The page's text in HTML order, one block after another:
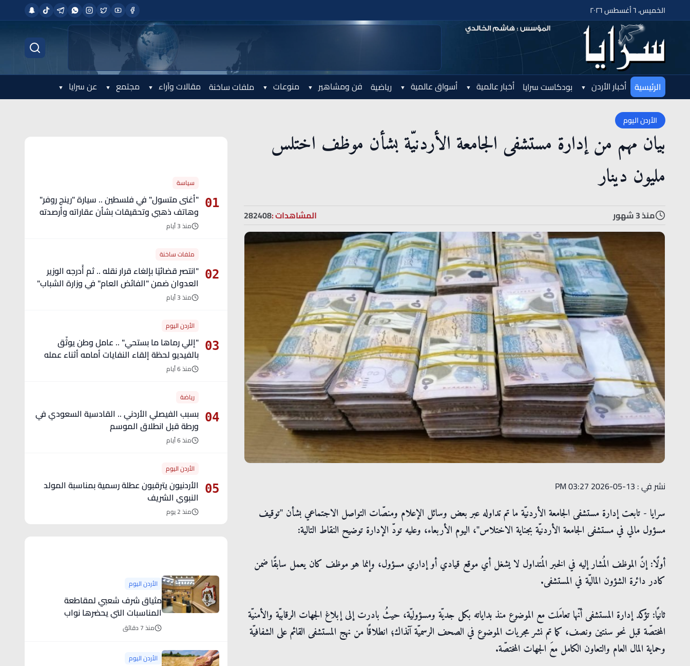
الخميس، ٦ أغسطس ٢٠٢٦
الرئيسية أخبار الأردن بودكاست سرايا أخبار عالمية أسواق عالمية رياضية فن ومشاهير منوعات ملفات ساخنة مقالات وآراء مجتمع عن سرايا
الأردن اليوم
بيان مهم من إدارة مستشفى الجامعة الأردنيّة بشأن موظف اختلس
مليون دينار
منذ 3 شهور المشاهدات :282408
نشر في : 13-05-2026 03:27 PM
سرايا - تابعت إدارة مستشفى الجامعة الأردنيّة ما تم تداوله عبر بعض وسائل الإعلام ومنصّات التواصل الاجتماعي بشأن "توقيف
مسؤول مالي في مستشفى الجامعة الأردنيّة بجناية الاختلاس"، اليوم الأربعاء، وعليه تودّ الإدارة توضيح النقاط التالية:
أولًا: إنً الموظف المُشار إليه في الخبر المُتداول لا يشغل أي موقع قيادي أو إداري مسؤول، وإنما هو موظف كان يعمل سابقًا ضمن
كادر دائرة الشؤون الماليّة في المستشفى.
ثانيًا: تؤكد إدارة المستشفى أنّها تعامَلت مع الموضوع منذ بداياته بكل جديّة ومسؤوليّة، حيثُ بادرت إلى إبلاغ الجهات الرقابيّة والأمنيّة
المختصّة قبل نحو سنتين ونصف، كما تم نشر مجريات الموضوع في الصحف الرسميّة آنذاك؛ انطلاقًا من نهج المستشفى القائم على الشفافيّة
وحماية المال العام والتعاون الكامل معَ الجهات المختصّة.
01
سياسة
"أغنى متسول" في فلسطين .. سيارة "رينج روفر"
وهاتف ذهبي وتحقيقات بشأن عقاراته وأرصدته
منذ 3 أيام
02
ملفات ساخنة
"انتصر قضائيًا بإلغاء قرار نقله .. ثم أُدرجه الوزير
العدوان ضمن "الفائض العام" في وزارة الشباب"
- تفاصيل
منذ 3 أيام
03
الأردن اليوم
"إللي رماها ما بستحي" .. عامل وطن يوثّق
بالفيديو لحظة إلقاء النفايات أمامه أثناء عمله
منذ 6 أيام
04
رياضة
بسبب الفيصلي الأردني .. القادسية السعودي في
ورطة قبل انطلاق الموسم
منذ 6 أيام
05
الأردن اليوم
الأردنيون يترقبون عطلة رسمية بمناسبة المولد
النبوي الشريف
منذ 2 يوم
الأردن اليوم
مثياق شرف شعبي لمقاطعة
المناسبات التي يحضرها نواب
التعديلات العقارية
منذ 7 دقائق
الأردن اليوم